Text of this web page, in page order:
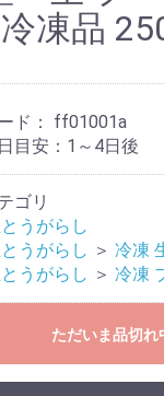
冷凍品
ド： ff01001a
目安：1～4日後
ゴリ
うがらし
うがらし ＞ 冷凍
うがらし ＞ 冷凍
ただいま品切れ